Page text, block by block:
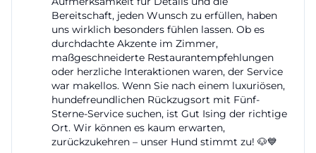
Suiten, Chiemgau Suiten und Spa Lofts mit etwa
100 Quadratmetern. Auf der Website sind derzeit
Zimmerpreise ab 155 Euro pro Nacht zu sehen, je
nach Kategorie deutlich höher. Für viele Suchende
ist das wichtig, weil Preisfragen immer direkt mit
der Positionierung des Hauses verbunden sind: Gut
Ising ist kein Budgethotel, sondern ein gehobenes
Resort mit spürbarem Leistungsumfang. ([gut-
Bereitschaft, jeden Wunsch zu erfüllen, haben
uns wirklich besonders fühlen lassen. Ob es
durchdachte Akzente im Zimmer,
maßgeschneiderte Restaurantempfehlungen
oder herzliche Interaktionen waren, der Service
war makellos. Wenn Sie nach einem luxuriösen,
hundefreundlichen Rückzugsort mit Fünf-
Sterne-Service suchen, ist Gut Ising der richtige
Ort. Wir können es kaum erwarten,
zurückzukehren – unser Hund stimmt zu! 🐶💙